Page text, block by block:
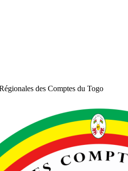
des Comptes du Togo